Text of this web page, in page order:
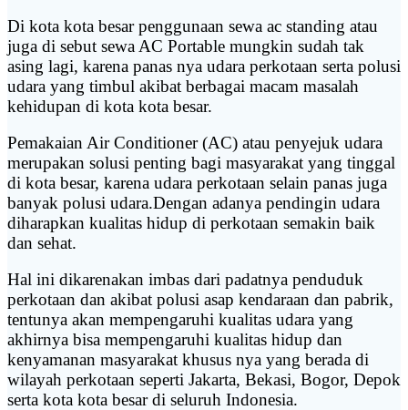
Di kota kota besar penggunaan sewa ac standing atau
juga di sebut sewa AC Portable mungkin sudah tak
asing lagi, karena panas nya udara perkotaan serta polusi
udara yang timbul akibat berbagai macam masalah
kehidupan di kota kota besar.
Pemakaian Air Conditioner (AC) atau penyejuk udara
merupakan solusi penting bagi masyarakat yang tinggal
di kota besar, karena udara perkotaan selain panas juga
banyak polusi udara.Dengan adanya pendingin udara
diharapkan kualitas hidup di perkotaan semakin baik
dan sehat.
Hal ini dikarenakan imbas dari padatnya penduduk
perkotaan dan akibat polusi asap kendaraan dan pabrik,
tentunya akan mempengaruhi kualitas udara yang
akhirnya bisa mempengaruhi kualitas hidup dan
kenyamanan masyarakat khusus nya yang berada di
wilayah perkotaan seperti Jakarta, Bekasi, Bogor, Depok
serta kota kota besar di seluruh Indonesia.